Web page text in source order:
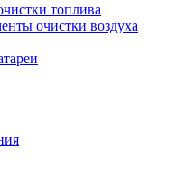
топлива
очистки воздуха